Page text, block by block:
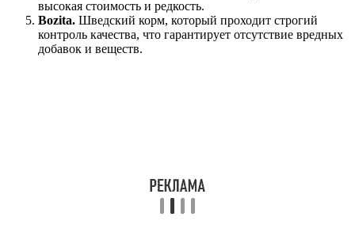
высокая стоимость и редкость.
Bozita. Шведский корм, который проходит строгий
контроль качества, что гарантирует отсутствие вредных
добавок и веществ.